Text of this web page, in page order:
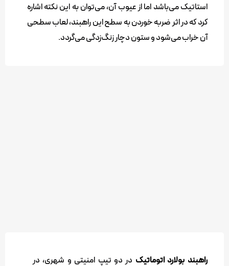
استاتیک می‌باشد اما از عیوب آن، می‌توان به این نکته اشاره
کرد که در اثر ضربه خوردن به سطح این راهبند، لعاب سطحی
آن خراب می‌شود و ستون دچار زنگ‌زدگی می‌گردد.
راهبند بولارد اتوماتیک در دو تیپ امنیتی و شهری، در